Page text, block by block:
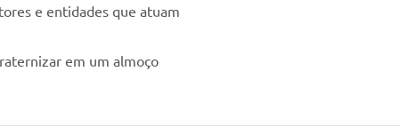
e entidades que atuam
em um almoço